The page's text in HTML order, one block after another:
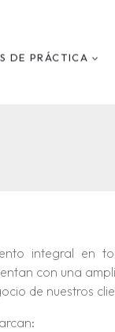
DE PRÁCTICA
integral
con una
de nuestros